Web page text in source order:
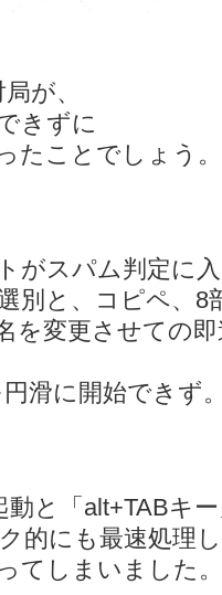
が、
きずに
たことでしょう。
がスパム判定に
別と、コピペ、8
を変更させての
滑に開始できず
と「alt+TABキ
的にも最速処理
てしまいました。